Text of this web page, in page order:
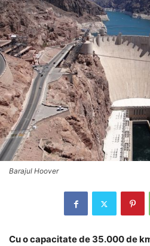
Barajul Hoover
Cu o capacitate de 35.000 de